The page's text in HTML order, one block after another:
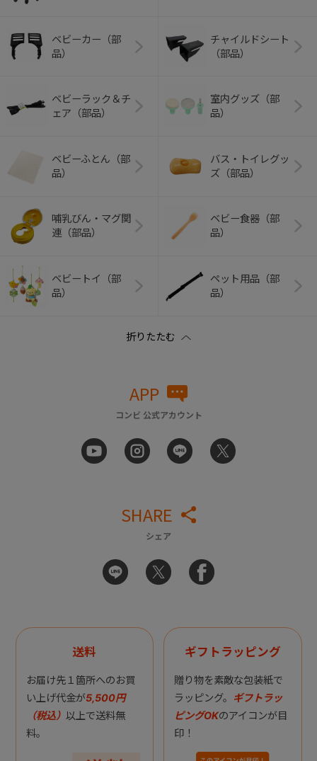
ベビーカー（部
品）
チャイルドシート
（部品）
ベビーラック＆チ
ェア（部品）
室内グッズ（部
品）
ベビーふとん（部
品）
バス・トイレグッ
ズ（部品）
哺乳びん・マグ関
連（部品）
ベビー食器（部
品）
ベビートイ（部
品）
ペット用品（部
品）
APP
コンビ 公式アカウント
SHARE
シェア
送料
お届け先１箇所へのお買
い上げ代金が5,500円
（税込） 以上で送料無
料。
ギフトラッピング
贈り物を素敵な包装紙で
ラッピング。 ギフトラッ
ピングOKのアイコンが目
印！